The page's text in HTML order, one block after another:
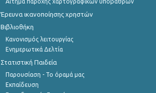
Έρευνα ικανοποίησης χρηστών
Βιβλιοθήκη
Κανονισμός λειτουργίας
Ενημερωτικά Δελτία
Στατιστική Παιδεία
Παρουσίαση - Το όραμά μας
Εκπαίδευση